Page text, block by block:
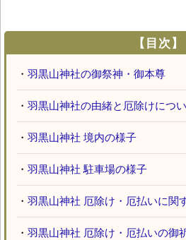
【目次】
・ 羽黒山神社の御祭神・御本尊
・ 羽黒山神社の由緒と厄除けにつ
・ 羽黒山神社 境内の様子
・ 羽黒山神社 駐車場の様子
・ 羽黒山神社 厄除け・厄払いに関
・ 羽黒山神社 厄除け・厄払いの御